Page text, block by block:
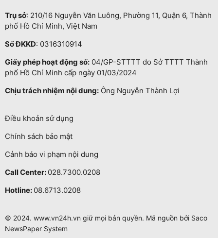
Trụ sở: 210/16 Nguyễn Văn Luông, Phường 11, Quận 6, Thành
phố Hồ Chí Minh, Việt Nam
Số ĐKKD: 0316310914
Giấy phép hoạt động số: 04/GP-STTTT do Sở TTTT Thành
phố Hồ Chí Minh cấp ngày 01/03/2024
Chịu trách nhiệm nội dung: Ông Nguyễn Thành Lợi
Điều khoản sử dụng
Chính sách bảo mật
Cảnh báo vi phạm nội dung
Call Center: 028.7300.0208
Hotline: 08.6713.0208
© 2024. www.vn24h.vn giữ mọi bản quyền. Mã nguồn bởi Saco
NewsPaper System